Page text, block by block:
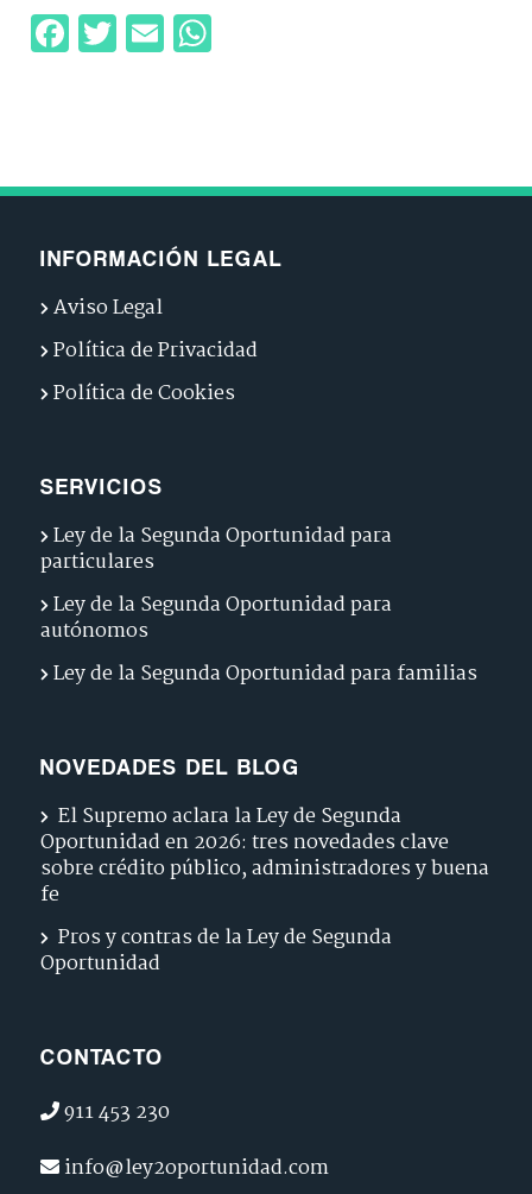
Facebook
Twitter
Email
INFORMACIÓN LEGAL
Aviso Legal
Política de Privacidad
Política de Cookies
SERVICIOS
Ley de la Segunda Oportunidad para
particulares
Ley de la Segunda Oportunidad para
autónomos
Ley de la Segunda Oportunidad para familias
NOVEDADES DEL BLOG
El Supremo aclara la Ley de Segunda
Oportunidad en 2026: tres novedades clave
sobre crédito público, administradores y buena
fe
Pros y contras de la Ley de Segunda
Oportunidad
CONTACTO
911 453 230
info@ley2oportunidad.com